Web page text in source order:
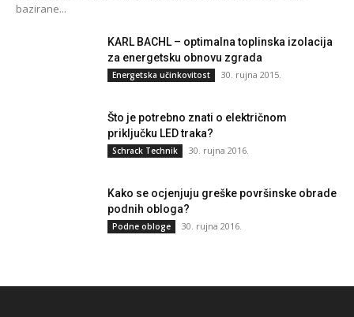
bazirane...
KARL BACHL – optimalna toplinska izolacija
za energetsku obnovu zgrada
Energetska učinkovitost 30. rujna 2015.
Što je potrebno znati o električnom
priključku LED traka?
Schrack Technik 30. rujna 2016.
Kako se ocjenjuju greške površinske obrade
podnih obloga?
Podne obloge 30. rujna 2016.